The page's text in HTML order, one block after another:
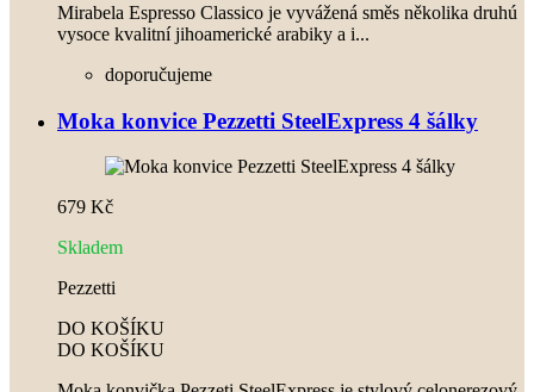
Mirabela Espresso Classico je vyvážená směs několika druhú
vysoce kvalitní jihoamerické arabiky a i...
doporučujeme
Moka konvice Pezzetti SteelExpress 4 šálky
679 Kč
Skladem
Pezzetti
DO KOŠÍKU
DO KOŠÍKU